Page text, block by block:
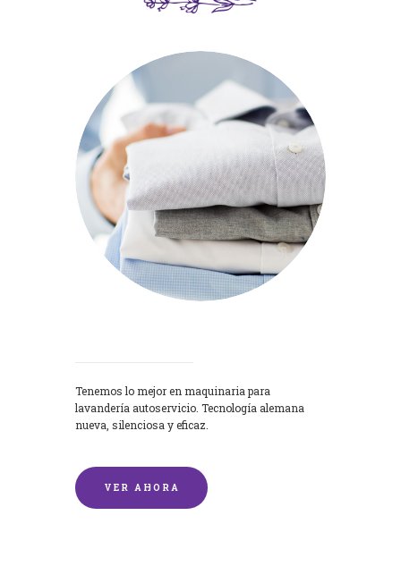
Tenemos lo mejor en maquinaria para
lavandería autoservicio. Tecnología alemana
nueva, silenciosa y eficaz.
VER AHORA